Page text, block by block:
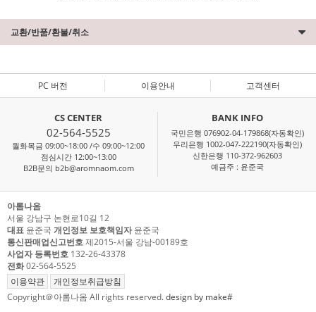
교환/반품/환불/취소
PC 버전 이용안내 고객센터
CS CENTER
02-564-5525
월화목금 09:00~18:00 /수 09:00~12:00
점심시간 12:00~13:00
B2B문의 b2b@aromnaom.com
BANK INFO
국민은행 076902-04-179868(자동확인)
우리은행 1002-047-222190(자동확인)
신한은행 110-372-962603
예금주 : 윤준국
아롬나옴
서울 강남구 논현로10길 12
대표 윤준국 개인정보 보호책임자윤준국
통신판매업신고번호제2015-서울 강남-00189호
사업자 등록번호 132-26-43378
전화02-564-5525
이용약관
개인정보취급방침
Copyright＠아롬나옴 All rights reserved.design by make#